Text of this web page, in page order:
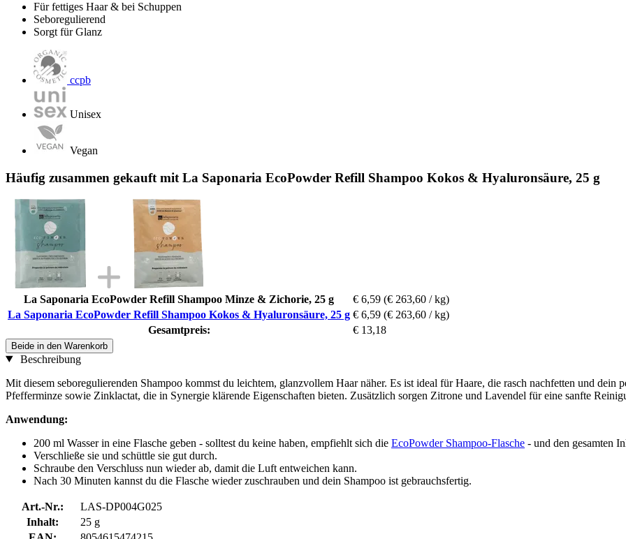
Für fettiges Haar & bei Schuppen
Seboregulierend
Sorgt für Glanz
ccpb
Unisex
Vegan
Häufig zusammen gekauft mit La Saponaria EcoPowder Refill Shampoo Kokos & Hyaluronsäure, 25 g
La Saponaria EcoPowder Refill Shampoo Minze & Zichorie, 25 g € 6,59 (€ 263,60 / kg)
La Saponaria EcoPowder Refill Shampoo Kokos & Hyaluronsäure, 25 g € 6,59 (€ 263,60 / kg)
Gesamtpreis:
€ 13,18
Beide in den Warenkorb
Beschreibung
Mit diesem seboregulierenden Shampoo kommst du leichtem, glanzvollem Haar näher. Es ist ideal für Haare, die rasch nachfetten und
Pfefferminze sowie Zinklactat, die in Synergie klärende Eigenschaften bieten. Zusätzlich sorgen Zitrone und Lavendel für eine sanfte
Anwendung:
200 ml Wasser in eine Flasche geben - solltest du keine haben, empfiehlt sich die EcoPowder Shampoo-Flasche - und den gesamten
Verschließe sie und schüttle sie gut durch.
Schraube den Verschluss nun wieder ab, damit die Luft entweichen kann.
Nach 30 Minuten kannst du die Flasche wieder zuschrauben und dein Shampoo ist gebrauchsfertig.
Art.-Nr.:
LAS-DP004G025
Inhalt:
25 g